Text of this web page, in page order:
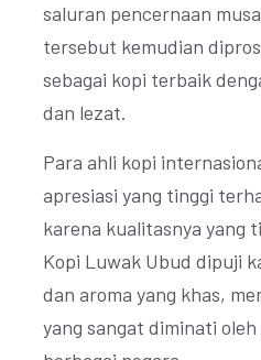
saluran pencernaan
tersebut kemudian
sebagai kopi terbaik
dan lezat.
Para ahli kopi
apresiasi yang tinggi
karena kualitasnya yang
Kopi Luwak Ubud dipuji
dan aroma yang khas,
yang sangat diminati